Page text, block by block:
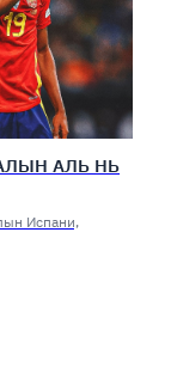
АЛЬ НЬ
Испани,